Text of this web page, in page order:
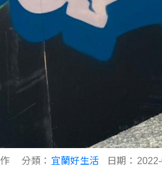
作 分類： 宜蘭好生活 日期：